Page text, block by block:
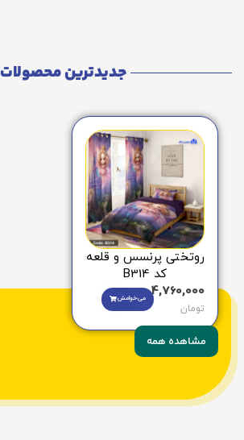
جدیدترین محصولات
روتختی پرنسس و قلعه
کد B314
4,760,000
تومان
می‌خوامش
مشاهده همه